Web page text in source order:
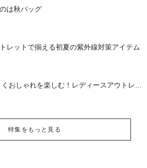
は秋バッグ
レットで揃える初夏の紫外線対策アイテム
くおしゃれを楽しむ！レディースアウトレッ
特集をもっと見る